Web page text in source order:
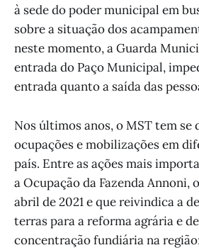
à sede do poder municipal em
sobre a situação dos
neste momento, a Guarda
entrada do Paço Municipal,
entrada quanto a saída das
Nos últimos anos, o MST tem se
ocupações e mobilizações em
país. Entre as ações mais
a Ocupação da Fazenda Annoni,
abril de 2021 e que reivindica a
terras para a reforma agrária e
concentração fundiária na